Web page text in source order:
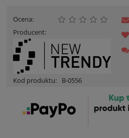
Ocena:
Producent:
Kod produktu: B-0556